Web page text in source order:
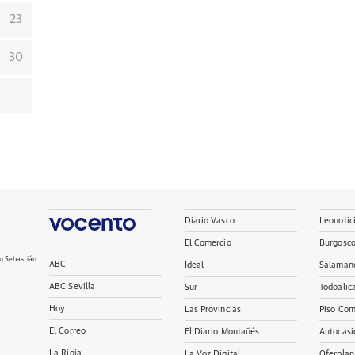
23
30
Sebastián
ABC
ABC Sevilla
Hoy
El Correo
La Rioja
Diario Vasco
El Comercio
Ideal
Sur
Las Provincias
El Diario Montañés
Piso